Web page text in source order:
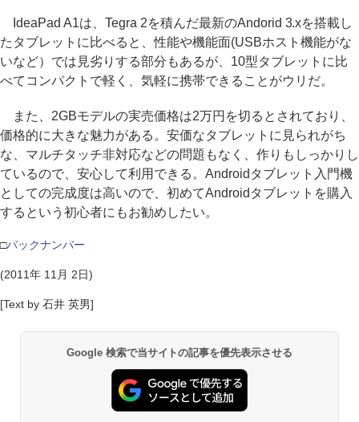
IdeaPad A1は、Tegra 2を積んだ最新のAndorid 3.xを搭載し
たタブレットに比べると、性能や機能面(USBホスト機能がな
いなど）では見劣りする部分もあるが、10型タブレットに比
べてコンパクトで軽く、気軽に携帯できることがウリだ。
また、2GBモデルの実売価格は2万円を切るとされており、
価格的に大きな魅力がある。安価なタブレットに見られがち
な、マルチタッチ非対応などの問題もなく、作りもしっかりし
ているので、安心して利用できる。Androidタブレット入門機
としての完成度は高いので、初めてAndroidタブレットを購入
するという初心者にもお勧めしたい。
□バックナンバー
(2011年 11月 2日)
[Text by 石井 英男]
Google 検索で当サイトの記事を優先表示させる